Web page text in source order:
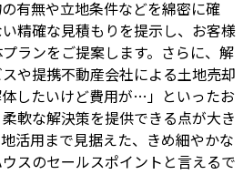
有無や立地条件などを綿密に確
精確な見積もりを提示し、お客様
ランをご提案します。さらに、解
や提携不動産会社による土地売却
したいけど費用が…」といったお
軟な解決策を提供できる点が大き
活用まで見据えた、きめ細やかな
スのセールスポイントと言えるで